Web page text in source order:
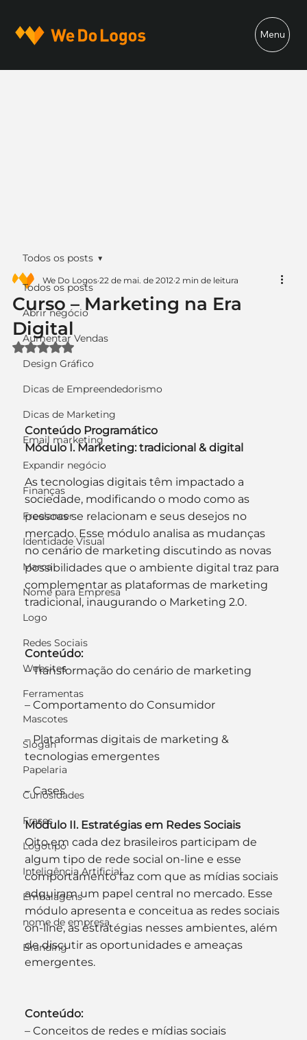
Menu
Todos os posts
Abrir negócio
Aumentar Vendas
Design Gráfico
Dicas de Empreendedorismo
Dicas de Marketing
Email marketing
Expandir negócio
Finanças
Freelancer
Identidade Visual
Marca
Nome para Empresa
Logo
Redes Sociais
Websites
Ferramentas
Mascotes
Slogan
Papelaria
Curiosidades
Frases
Logotipo
Inteligência Artificial
Embalagens
nome de empresa
Branding
Todos os posts
Curso – Marketing na Era
Digital
We Do Logos 22 de mai. de 2012 2 min de leitura
Avaliado com NaN de 5 estrelas.
Conteúdo Programático
Módulo I. Marketing: tradicional & digital
As tecnologias digitais têm impactado a
sociedade, modificando o modo como as
pessoas se relacionam e seus desejos no
mercado. Esse módulo analisa as mudanças
no cenário de marketing discutindo as novas
possibilidades que o ambiente digital traz para
complementar as plataformas de marketing
tradicional, inaugurando o Marketing 2.0.
Conteúdo:
– Transformação do cenário de marketing
– Comportamento do Consumidor
– Plataformas digitais de marketing &
tecnologias emergentes
– Cases
Módulo II. Estratégias em Redes Sociais
Oito em cada dez brasileiros participam de
algum tipo de rede social on-line e esse
comportamento faz com que as mídias sociais
adquiram um papel central no mercado. Esse
módulo apresenta e conceitua as redes sociais
on-line, as estratégias nesses ambientes, além
de discutir as oportunidades e ameaças
emergentes.
Conteúdo:
– Conceitos de redes e mídias sociais